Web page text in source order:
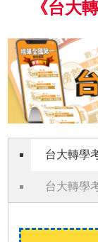
《台大
台大轉學
台大轉學